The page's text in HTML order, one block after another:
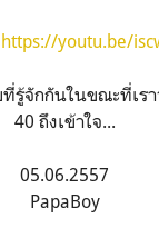
https://youtu.be/
รู้จักกันในขณะที่เร
40 ถึงเข้าใจ...
05.06.2557
PapaBoy